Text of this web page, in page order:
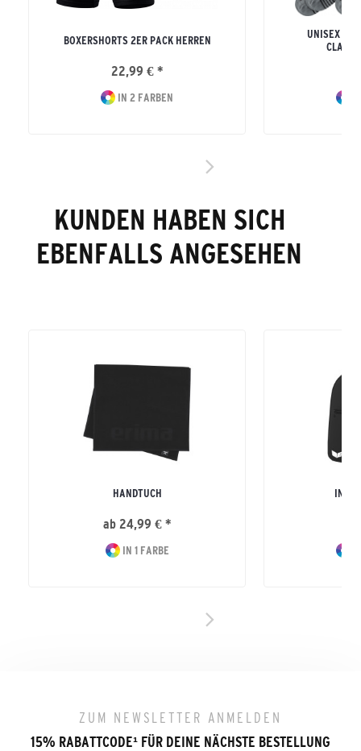
BOXERSHORTS 2ER PACK HERREN
22,99 € *
IN 2 FARBEN
UNISEX
KUNDEN HABEN SICH
EBENFALLS ANGESEHEN
HANDTUCH
ab 24,99 € *
IN 1 FARBE
ZUM NEWSLETTER ANMELDEN
15% RABATTCODE¹ FÜR DEINE NÄCHSTE BESTELLUNG